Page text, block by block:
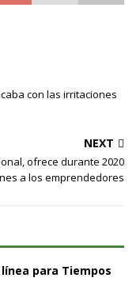
con las irritaciones
NEXT
ofrece durante 2020
a los emprendedores
para Tiempos